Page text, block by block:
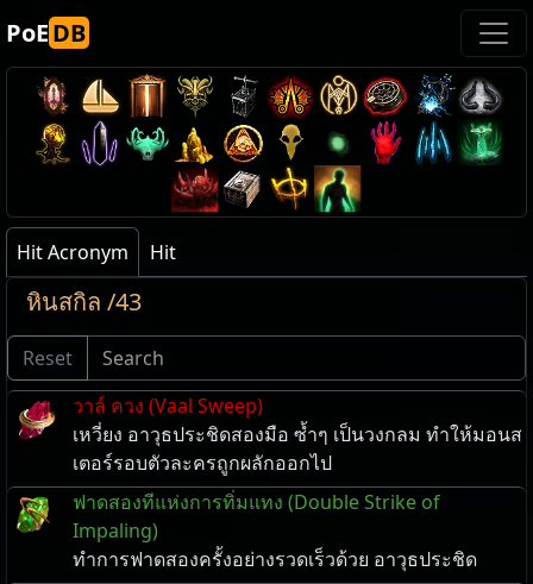
PoEDB
Hit Acronym Hit
หินสกิล /43
Reset
วาล์ ควง (Vaal Sweep)
เหวี่ยง อาวุธประชิดสองมือ ซ้ำๆ เป็นวงกลม ทำให้มอนส
เตอร์รอบตัวละครถูกผลักออกไป
ฟาดสองทีแห่งการทิ่มแทง (Double Strike of
Impaling)
ทำการฟาดสองครั้งอย่างรวดเร็วด้วย อาวุธประชิด